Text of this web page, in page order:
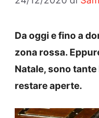
Da oggi e fino a
zona rossa.
Natale, sono
restare aperte.